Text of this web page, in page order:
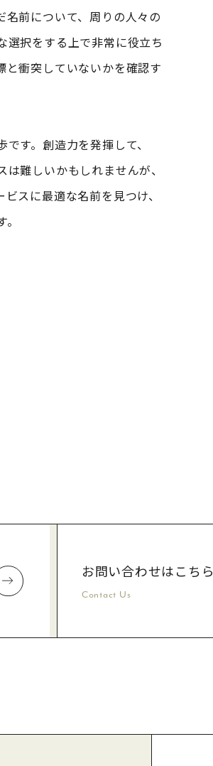
前について、周りの人々の
選択をする上で非常に役立ち
と衝突していないかを確認す
す。創造力を発揮して、
難しいかもしれませんが、
スに最適な名前を見つけ、
お問い合わせはこちら
Contact Us